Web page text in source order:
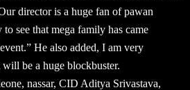
director is a huge fan of pawan
see that mega family has came
He also added, I am very
be a huge blockbuster.
nassar, CID Aditya Srivastava,